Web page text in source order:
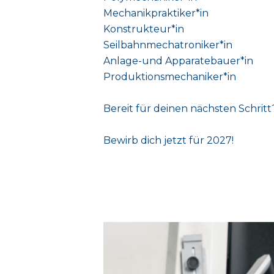
Mechanikpraktiker*in
Konstrukteur*in
Seilbahnmechatroniker*in
Anlage-und Apparatebauer*in
Produktionsmechaniker*in
Bereit für deinen nächsten
Bewirb dich jetzt für 2027!